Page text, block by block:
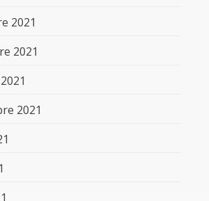
2021
2021
2021